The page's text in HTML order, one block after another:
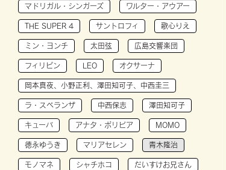
マドリガル・シンガーズ ワルター・アウアー
THE SUPER 4 サントロフィ 歌心りえ
ミン・ヨンチ 太田弦 広島交響楽団
フィリピン LEO オクサーナ
岡本真夜、小野正利、澤田知可子、中西圭三
ラ・スペランザ 中西保志 澤田知可子
キューバ アナタ・ボリビア MOMO
徳永ゆうき マリアセレン 青木隆治
モノマネ シャチホコ だいすけお兄さん